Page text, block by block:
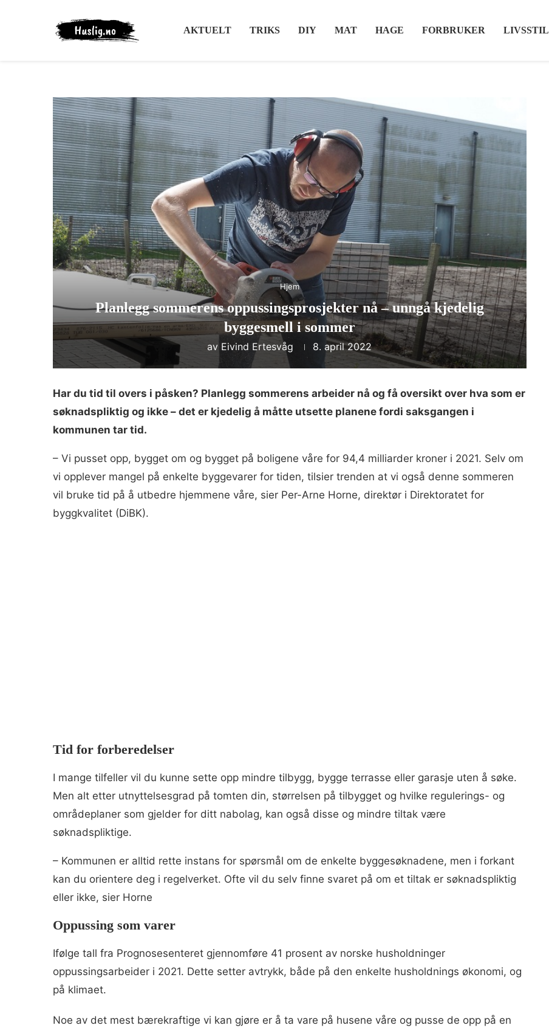
AKTUELT TRIKS DIY MAT HAGE FORBRUKER LIVSSTIL
Hjem
Planlegg sommerens oppussingsprosjekter nå – unngå kjedelig
byggesmell i sommer
av Eivind Ertesvåg 8. april 2022
Har du tid til overs i påsken? Planlegg sommerens arbeider nå og få oversikt over hva som er
søknadspliktig og ikke – det er kjedelig å måtte utsette planene fordi saksgangen i
kommunen tar tid.
– Vi pusset opp, bygget om og bygget på boligene våre for 94,4 milliarder kroner i 2021. Selv om
vi opplever mangel på enkelte byggevarer for tiden, tilsier trenden at vi også denne sommeren
vil bruke tid på å utbedre hjemmene våre, sier Per-Arne Horne, direktør i Direktoratet for
byggkvalitet (DiBK).
Tid for forberedelser
I mange tilfeller vil du kunne sette opp mindre tilbygg, bygge terrasse eller garasje uten å søke.
Men alt etter utnyttelsesgrad på tomten din, størrelsen på tilbygget og hvilke regulerings- og
områdeplaner som gjelder for ditt nabolag, kan også disse og mindre tiltak være
søknadspliktige.
– Kommunen er alltid rette instans for spørsmål om de enkelte byggesøknadene, men i forkant
kan du orientere deg i regelverket. Ofte vil du selv finne svaret på om et tiltak er søknadspliktig
eller ikke, sier Horne
Oppussing som varer
Ifølge tall fra Prognosesenteret gjennomføre 41 prosent av norske husholdninger
oppussingsarbeider i 2021. Dette setter avtrykk, både på den enkelte husholdnings økonomi, og
på klimaet.
Noe av det mest bærekraftige vi kan gjøre er å ta vare på husene våre og pusse de opp på en